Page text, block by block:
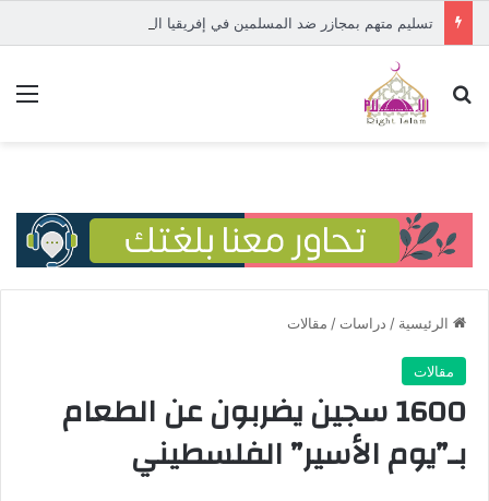
بحث عن
الرئيسية / دراسات / مقالات
مقالات
1600 سجين يضربون عن الطعام
بـ”يوم الأسير” الفلسطيني